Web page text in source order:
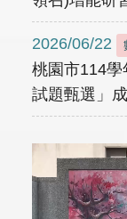
2026/06/22
桃園市114學
試題甄選」